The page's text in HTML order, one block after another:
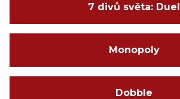
7 divů světa: Duel
Monopoly
Dobble